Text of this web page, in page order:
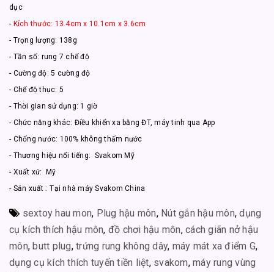
dục
- Kích thước: 13.4cm x 10.1cm x 3.6cm
- Trọng lượng: 138g
- Tần số: rung 7 chế độ
- Cường độ: 5 cường độ
- Chế độ thục: 5
- Thời gian sử dụng: 1 giờ
- Chức năng khác: Điều khiển xa bằng ĐT, máy tinh qua App
- Chống nước: 100% không thấm nước
- Thương hiệu nổi tiếng: Svakom Mỹ
- Xuất xứ: Mỹ
- Sản xuất : Tại nhà máy Svakom China
sextoy hau mon, Plug hậu môn, Nút gắn hậu môn,dụng
cụ kích thích hậu môn, đồ chơi hậu môn, cách giãn nở hậu
môn,butt plug, trứng rung không dây, máy mát xa điểm G,
dụng cụ kích thích tuyến tiền liệt, svakom, máy rung vùng